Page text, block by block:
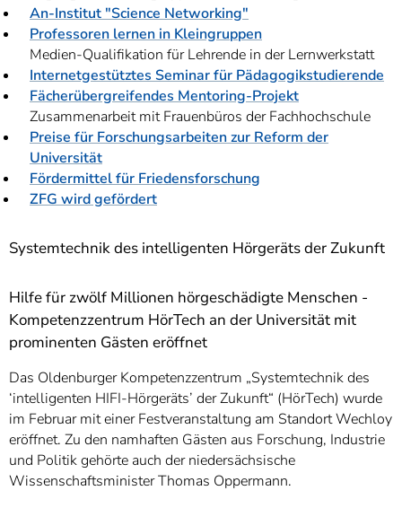
An-Institut "Science Networking"
Professoren lernen in Kleingruppen
Medien-Qualifikation für Lehrende in der Lernwerkstatt
Internetgestütztes Seminar für Pädagogikstudierende
Fächerübergreifendes Mentoring-Projekt
Zusammenarbeit mit Frauenbüros der Fachhochschule
Preise für Forschungsarbeiten zur Reform der
Universität
Fördermittel für Friedensforschung
ZFG wird gefördert
Systemtechnik des intelligenten Hörgeräts der Zukunft
Hilfe für zwölf Millionen hörgeschädigte Menschen -
Kompetenzzentrum HörTech an der Universität mit
prominenten Gästen eröffnet
Das Oldenburger Kompetenzzentrum „Systemtechnik des
‘intelligenten HIFI-Hörgeräts’ der Zukunft“ (HörTech) wurde
im Februar mit einer Festveranstaltung am Standort Wechloy
eröffnet. Zu den namhaften Gästen aus Forschung, Industrie
und Politik gehörte auch der niedersächsische
Wissenschaftsminister Thomas Oppermann.